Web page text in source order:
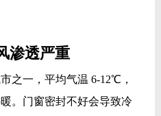
渗透严重
之一，平均气温 6-12℃，
。门窗密封不好会导致冷